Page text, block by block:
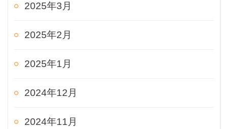
2025年3月
2025年2月
2025年1月
2024年12月
2024年11月